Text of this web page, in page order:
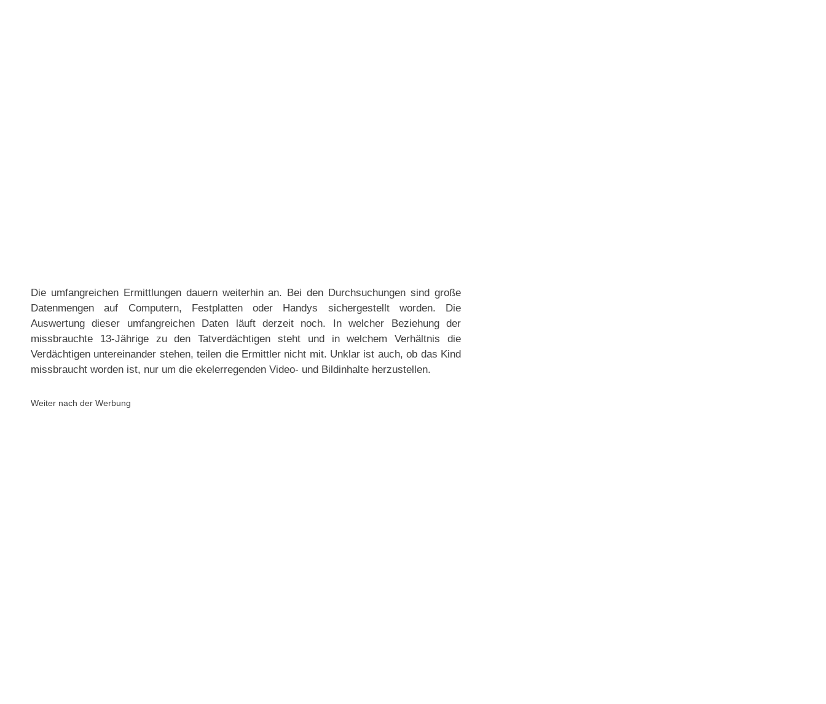
Die umfangreichen Ermittlungen dauern weiterhin an. Bei den Durchsuchungen sind große
Datenmengen auf Computern, Festplatten oder Handys sichergestellt worden. Die
Auswertung dieser umfangreichen Daten läuft derzeit noch. In welcher Beziehung der
missbrauchte 13-Jährige zu den Tatverdächtigen steht und in welchem Verhältnis die
Verdächtigen untereinander stehen, teilen die Ermittler nicht mit. Unklar ist auch, ob das Kind
missbraucht worden ist, nur um die ekelerregenden Video- und Bildinhalte herzustellen.
Weiter nach der Werbung